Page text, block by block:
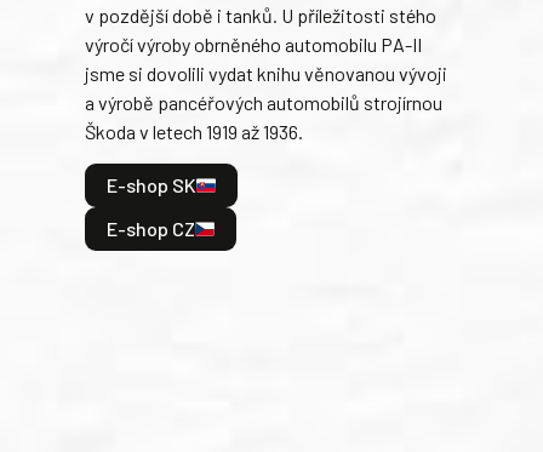
v pozdější době i tanků. U příležitosti stého
výročí výroby obrněného automobilu PA-II
jsme si dovolili vydat knihu věnovanou vývoji
a výrobě pancéřových automobilů strojírnou
Škoda v letech 1919 až 1936.
E-shop SK
E-shop CZ